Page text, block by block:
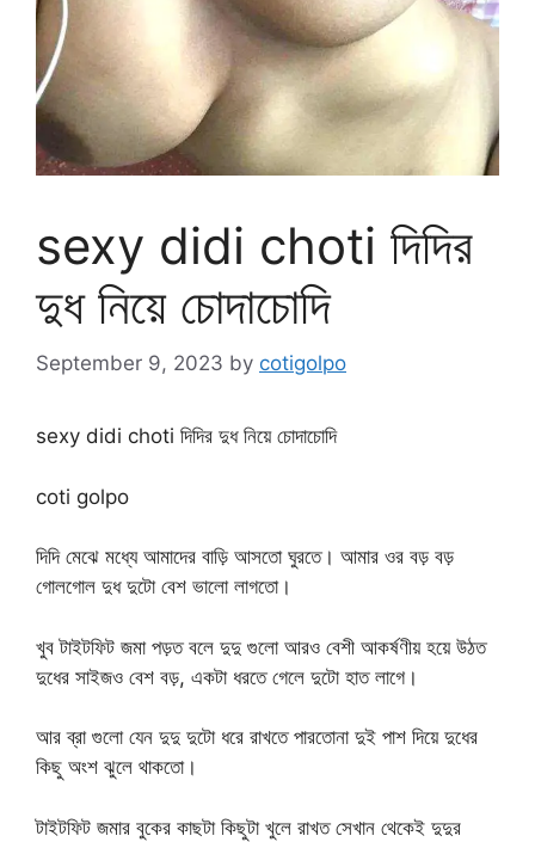
sexy didi choti দিদির
দুধ নিয়ে চোদাচোদি
September 9, 2023 by cotigolpo
sexy didi choti দিদির দুধ নিয়ে চোদাচোদি
coti golpo
দিদি মেঝে মধ্যে আমাদের বাড়ি আসতো ঘুরতে। আমার ওর বড় বড়
গোলগোল দুধ দুটো বেশ ভালো লাগতো।
খুব টাইটফিট জমা পড়ত বলে দুদু গুলো আরও বেশী আকর্ষণীয় হয়ে উঠত
দুধের সাইজও বেশ বড়, একটা ধরতে গেলে দুটো হাত লাগে।
আর ব্রা গুলো যেন দুদু দুটো ধরে রাখতে পারতোনা দুই পাশ দিয়ে দুধের
কিছু অংশ ঝুলে থাকতো।
টাইটফিট জমার বুকের কাছটা কিছুটা খুলে রাখত সেখান থেকেই দুদুর